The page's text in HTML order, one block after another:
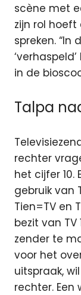
scène met
zijn rol
spreken. “In
in de
Talpa
rechter
het cijfer 10.
gebruik van
Tien=TV en
bezit van
zender te
voor het
uitspraak,
rechter.